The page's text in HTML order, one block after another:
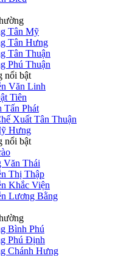
Tân Mỹ
Tân Hưng
Tân Thuận
Phú Thuận
nổi bật
Văn Linh
Tiên
Tấn Phát
Xuất Tân Thuận
Hưng
nổi bật
Văn Thái
Thị Thập
Khắc Viện
Lương Bằng
Bình Phú
Phú Định
Chánh Hưng